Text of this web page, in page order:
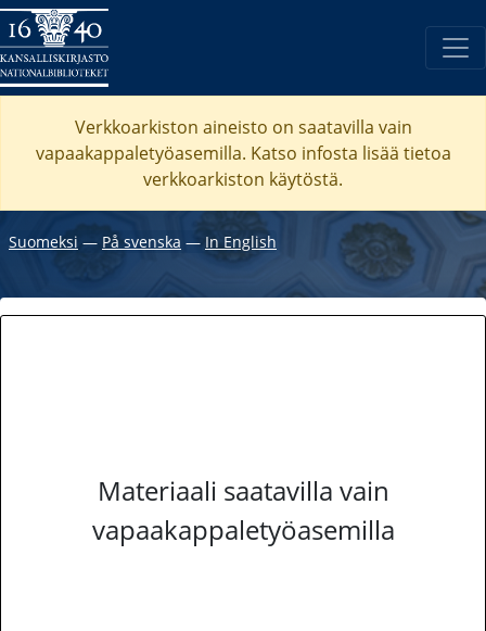
Verkkoarkiston aineisto on saatavilla vain
vapaakappaletyöasemilla. Katso infosta lisää tietoa
verkkoarkiston käytöstä.
Suomeksi ― På svenska ― In English
Materiaali saatavilla vain
vapaakappaletyöasemilla